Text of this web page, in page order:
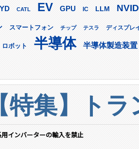
CATL EV GPU IC LLM
スマートフォン チップ テスラ ディスプレ
ロボット 半導体 半導体製造装置
特集】ト
インバーターの輸入を禁止